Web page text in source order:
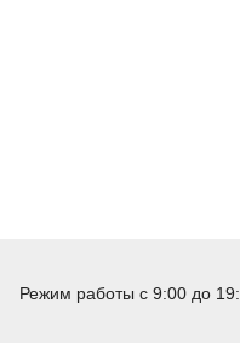
Режим работы с 9:00 до